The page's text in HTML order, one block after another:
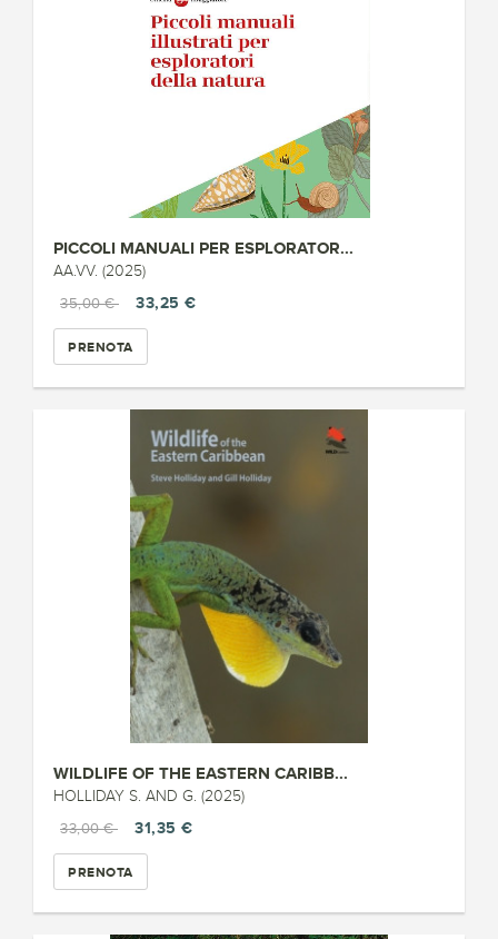
PICCOLI MANUALI PER ESPLORATOR...
AA.VV. (2025)
35,00 €
33,25 €
PRENOTA
WILDLIFE OF THE EASTERN CARIBB...
HOLLIDAY S. AND G. (2025)
33,00 €
31,35 €
PRENOTA